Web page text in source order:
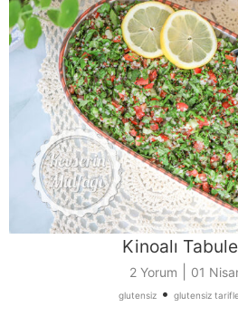
Kinoalı
2 Yorum 01
glutensiz• glutensiz